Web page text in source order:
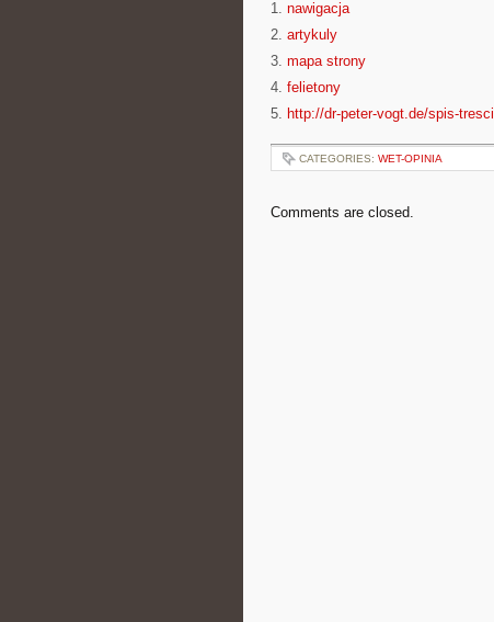
1. nawigacja
2. artykuly
3. mapa strony
4. felietony
5. http://dr-peter-vogt.de/spis-tresci
CATEGORIES: WET-OPINIA
Comments are closed.